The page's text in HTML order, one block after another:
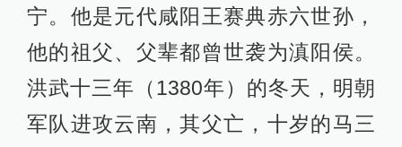
宁。他是元代咸阳王赛典赤六世孙，
他的祖父、父辈都曾世袭为滇阳侯。
洪武十三年（1380年）的冬天，明朝
军队进攻云南，其父亡，十岁的马三